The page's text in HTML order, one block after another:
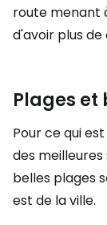
route menant
d'avoir plus
Plages
Pour ce qui
des
belles plages
est de la ville.